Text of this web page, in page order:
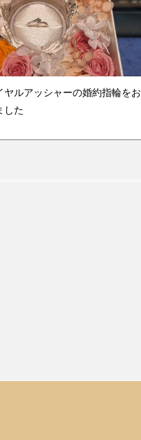
ヤルアッシャーの婚約指輪をお
した